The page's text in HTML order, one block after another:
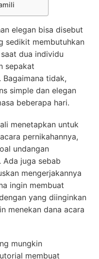
elegan bisa disebut
sedikit membutuhkan
dua individu
sepakat
Bagaimana tidak,
simple dan elegan
beberapa hari.
menetapkan untuk
pernikahannya,
undangan
Ada juga sebab
mengerjakannya
ingin membuat
yang diinginkan
menekan dana acara
mungkin
membuat